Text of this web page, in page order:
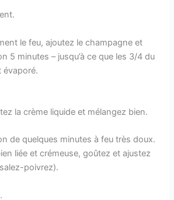
le feu, ajoutez le champagne et
5 minutes – jusqu’à ce que les 3/4 du
évaporé.
la crème liquide et mélangez bien.
de quelques minutes à feu très doux.
liée et crémeuse, goûtez et ajustez
poivrez).